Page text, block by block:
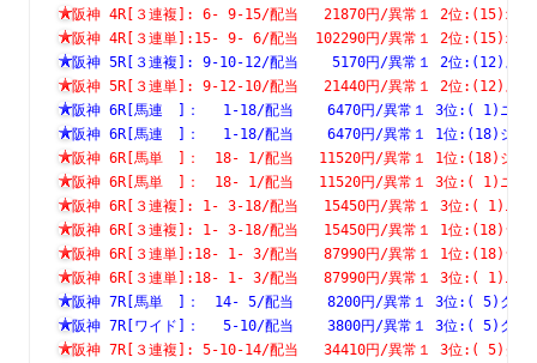
阪神 4R[３連複]: 6- 9-15/配当   21870円/異常
阪神 4R[３連単]:15- 9- 6/配当  102290円/異常
阪神 5R[３連複]: 9-10-12/配当    5170円/異常１ 2位
阪神 5R[３連単]: 9-12-10/配当   21440円/異常１ 2位
阪神 6R[馬連　]：　 1-18/配当    6470円/異常１ 3
阪神 6R[馬連　]：　 1-18/配当    6470円/異常１
阪神 6R[馬単　]：　18- 1/配当   11520円/異常１
阪神 6R[馬単　]：　18- 1/配当   11520円/異常１
阪神 6R[３連複]: 1- 3-18/配当   15450円/異常１
阪神 6R[３連複]: 1- 3-18/配当   15450円/異常１
阪神 6R[３連単]:18- 1- 3/配当   87990円/異常１
阪神 6R[３連単]:18- 1- 3/配当   87990円/異常１
阪神 7R[馬単　]：　14- 5/配当    8200円/異常１ 3
阪神 7R[ワイド]：　 5-10/配当    3800円/異常１ 3
阪神 7R[３連複]: 5-10-14/配当   34410円/異常１